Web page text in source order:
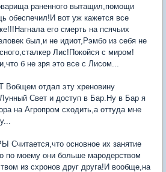
раненного вытащил,помощи
обеспечил!И вот уж кажется все
его смерть на псячьих
был,и не идиот,Рэмбо из себя не
Лис!Покойся с миром!
б не зря это все с Лисом...
отдал эту хреновину
Свет и доступ в Бар.Ну в Бар я
на Агропром сходить,а оттуда мне
Считается,что основное их занятие
по моему они больше мародерством
из схронов друг друга!И вообще,на